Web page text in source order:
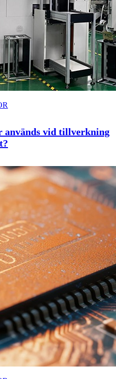
används vid tillverkning